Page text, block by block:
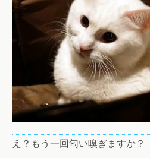
え？もう一回匂い嗅ぎますか？